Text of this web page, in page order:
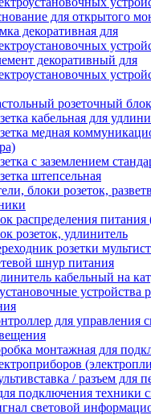
для открытого
декоративная для
декоративный для
розеточный блок
кабельная для
медная
с заземлением
штепсельная
блоки розеток,
распределения
розеток, удлинитель
розетки
шнур питания
кабельный на
устройства
для управления
монтажная для
/ разъем для
подключения техники
световой